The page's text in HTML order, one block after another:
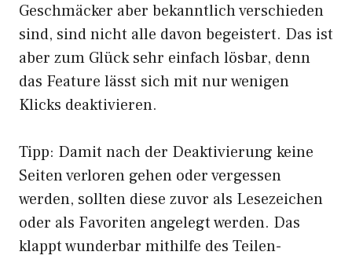
Geschmäcker aber bekanntlich verschieden
sind, sind nicht alle davon begeistert. Das ist
aber zum Glück sehr einfach lösbar, denn
das Feature lässt sich mit nur wenigen
Klicks deaktivieren.
Tipp: Damit nach der Deaktivierung keine
Seiten verloren gehen oder vergessen
werden, sollten diese zuvor als Lesezeichen
oder als Favoriten angelegt werden. Das
klappt wunderbar mithilfe des Teilen-